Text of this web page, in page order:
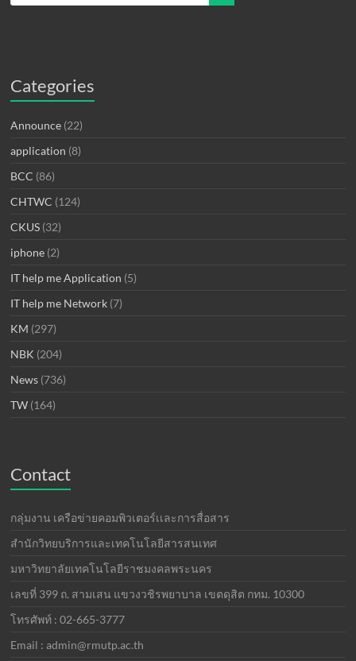
Categories
Announce (22)
application (8)
BCC (86)
CHTWC (124)
CKUS (32)
iphone (2)
IT help me Application (5)
IT help me Network (7)
KM (297)
NBK (204)
News (736)
TW (164)
Contact
กลุ่มงาน เครือข่ายคอมพิวเตอร์เเละการสื่อสาร
สำนักวิทยบริการและเทคโนโลยีสารสนเทศ
มหาวิทยาลัยเทคโนโลยีราชมงคลพระนคร
เลขที่ 399 ถ. สามเสน แขวงวชิรพยาบาล เขตดุสิต กทม. 10300
โทรศัพท์ : 02-665-3777
Email : admin@rmutp.ac.th